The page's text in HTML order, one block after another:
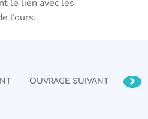
le lien avec les
l’ours.
OUVRAGE SUIVANT